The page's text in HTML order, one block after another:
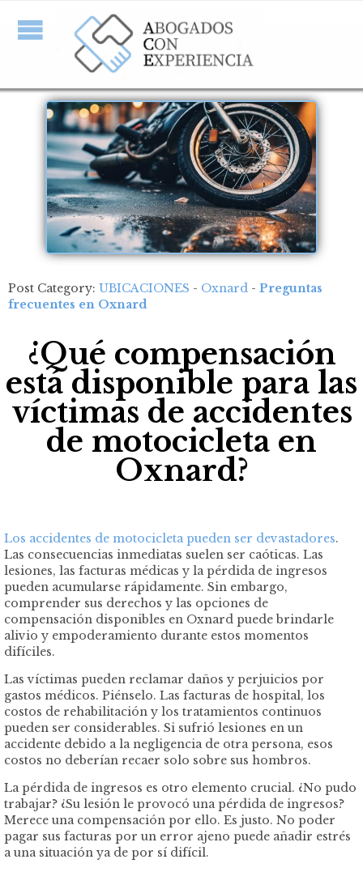
Post Category: UBICACIONES - Oxnard - Preguntas
frecuentes en Oxnard
¿Qué compensación
está disponible para las
víctimas de accidentes
de motocicleta en
Oxnard?
Los accidentes de motocicleta pueden ser devastadores.
Las consecuencias inmediatas suelen ser caóticas. Las
lesiones, las facturas médicas y la pérdida de ingresos
pueden acumularse rápidamente. Sin embargo,
comprender sus derechos y las opciones de
compensación disponibles en Oxnard puede brindarle
alivio y empoderamiento durante estos momentos
difíciles.
Las víctimas pueden reclamar daños y perjuicios por
gastos médicos. Piénselo. Las facturas de hospital, los
costos de rehabilitación y los tratamientos continuos
pueden ser considerables. Si sufrió lesiones en un
accidente debido a la negligencia de otra persona, esos
costos no deberían recaer solo sobre sus hombros.
La pérdida de ingresos es otro elemento crucial. ¿No pudo
trabajar? ¿Su lesión le provocó una pérdida de ingresos?
Merece una compensación por ello. Es justo. No poder
pagar sus facturas por un error ajeno puede añadir estrés
a una situación ya de por sí difícil.